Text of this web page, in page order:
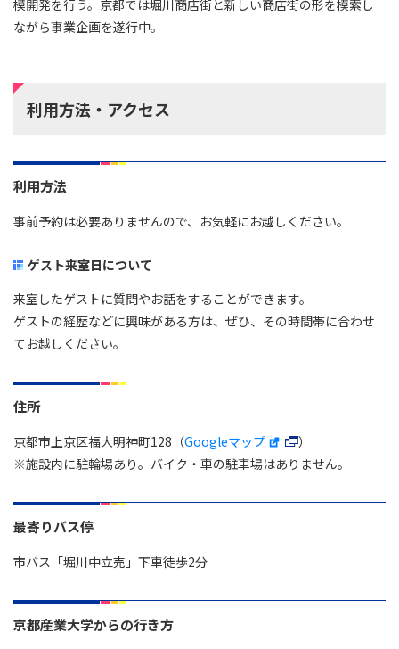
模開発を行う。京都では堀川商店街と新しい商店街の形を模索し
ながら事業企画を遂行中。
利用方法・アクセス
利用方法
事前予約は必要ありませんので、お気軽にお越しください。
ゲスト来室日について
来室したゲストに質問やお話をすることができます。
ゲストの経歴などに興味がある方は、ぜひ、その時間帯に合わせ
てお越しください。
住所
京都市上京区福大明神町128（Googleマップ
）
※施設内に駐輪場あり。バイク・車の駐車場はありません。
最寄りバス停
市バス「堀川中立売」下車徒歩2分
京都産業大学からの行き方